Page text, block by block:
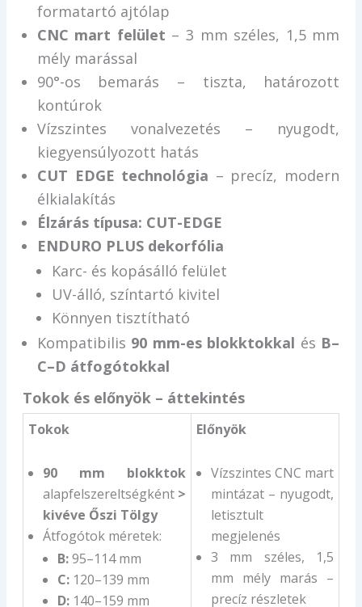
formatartó ajtólap
CNC mart felület – 3 mm széles, 1,5 mm
mély marással
90°-os bemarás – tiszta, határozott
kontúrok
Vízszintes vonalvezetés – nyugodt,
kiegyensúlyozott hatás
CUT EDGE technológia – precíz, modern
élkialakítás
Élzárás típusa: CUT-EDGE
ENDURO PLUS dekorfólia
Karc- és kopásálló felület
UV-álló, színtartó kivitel
Könnyen tisztítható
Kompatibilis 90 mm-es blokktokkal és B–
C–D átfogótokkal
Tokok és előnyök – áttekintés
Tokok
90 mm blokktok
alapfelszereltségként >
kivéve Őszi Tölgy
Átfogótok méretek:
B:95–114 mm
C:120–139 mm
D:140–159 mm
Előnyök
Vízszintes CNC mart
mintázat – nyugodt,
letisztult
megjelenés
3 mm széles, 1,5
mm mély marás –
precíz részletek